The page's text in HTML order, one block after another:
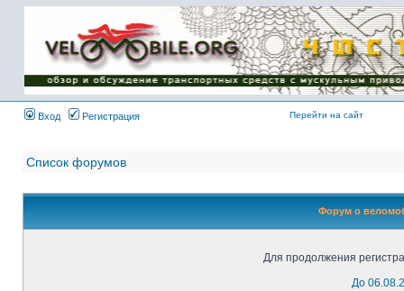
Имя пользователя:
Пароль:
{ LOG_ME_IN_SHORT
}
Вход
Регистрация Перейти на сайт
Список форумов
Форум о
Для продолжения
До